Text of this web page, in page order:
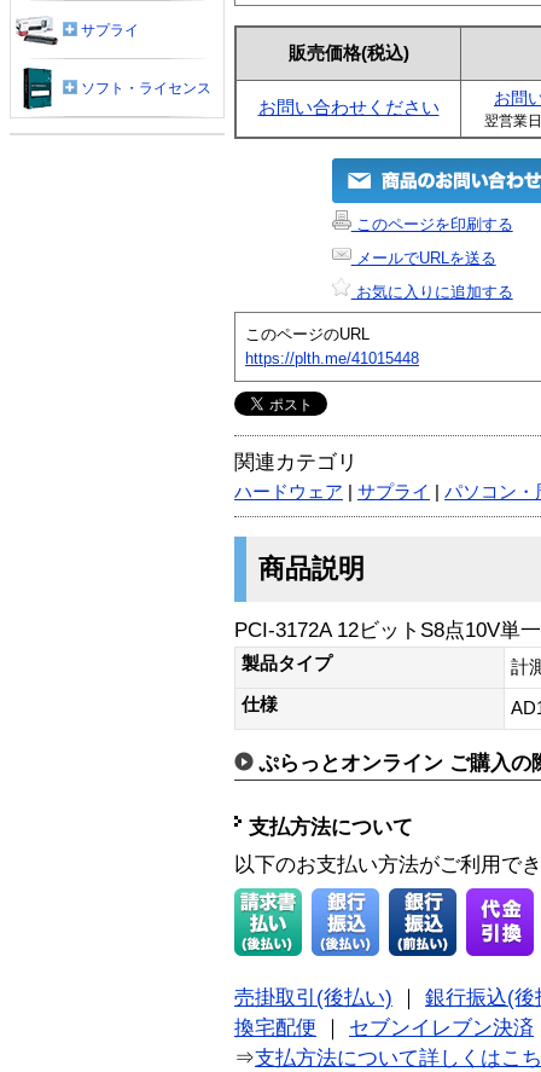
販売価格(税込)
お問い合わせください お問
翌営業
このページを印刷する
メールでURLを送る
お気に入りに追加する
このページのURL
https://plth.me/41015448
関連カテゴリ
ハードウェア サプライ パソコン・
商品説明
PCI-3172A 12ビットS8点10V単
製品タイプ
計
仕様
ぷらっとオンライン ご購入の
支払方法について
以下のお支払い方法がご利用で
売掛取引(後払い)
銀行振込(後
換宅配便
セブンイレブン決済
⇒支払方法について詳しくはこ
サプライ
ソフト・ライセンス